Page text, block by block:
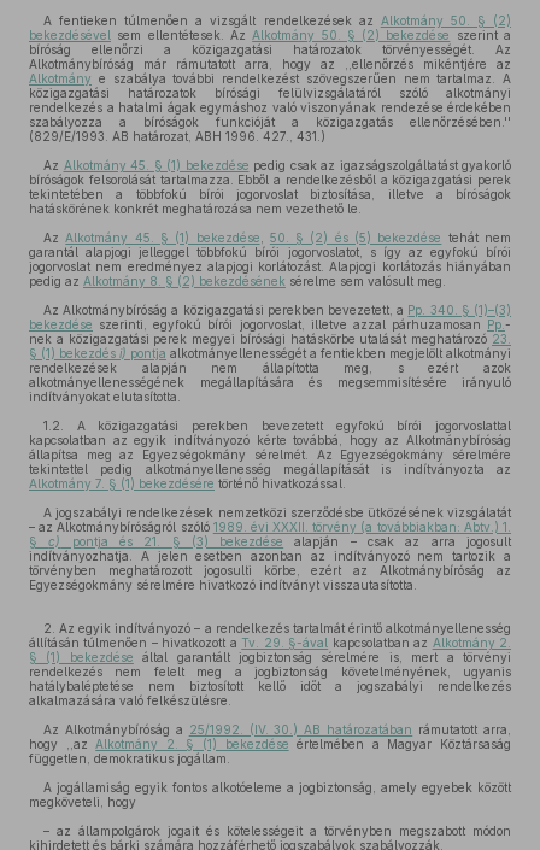
A fentieken túlmenően a vizsgált rendelkezések az
Alkotmány 50. § (2)
bekezdésével sem ellentétesek. Az Alkotmány 50. § (2) bekezdése
szerint a
bíróság ellenőrzi a közigazgatási határozatok törvényességét. Az
Alkotmánybíróság már rámutatott arra, hogy az ,,ellenőrzés mikéntjére az
Alkotmány e szabálya további rendelkezést szövegszerűen nem tartalmaz. A
közigazgatási határozatok bírósági felülvizsgálatáról szóló alkotmányi
rendelkezés a hatalmi ágak egymáshoz való viszonyának rendezése érdekében
szabályozza a bíróságok funkcióját a közigazgatás ellenőrzésében.''
(829/E/1993. AB határozat, ABH 1996. 427., 431.)
Az Alkotmány 45. § (1) bekezdése pedig csak az igazságszolgáltatást gyakorló
bíróságok felsorolását tartalmazza. Ebből a rendelkezésből a közigazgatási perek
tekintetében a többfokú bírói jogorvoslat biztosítása, illetve a bíróságok
hatáskörének konkrét meghatározása nem vezethető le.
Az Alkotmány 45. § (1) bekezdése 50. § (2) és (5) bekezdése tehát nem
garantál alapjogi jelleggel többfokú bírói jogorvoslatot, s így az egyfokú bírói
jogorvoslat nem eredményez alapjogi korlátozást. Alapjogi korlátozás hiányában
pedig az Alkotmány 8. § (2) bekezdésének sérelme sem valósult meg.
Az Alkotmánybíróság a közigazgatási perekben bevezetett, a Pp. 340. § (1)–(3)
bekezdése szerinti, egyfokú bírói jogorvoslat, illetve azzal párhuzamosan Pp. -
nek a közigazgatási perek megyei bírósági hatáskörbe utalását meghatározó 23.
§ (1) bekezdés i) pontja alkotmányellenességét a fentiekben megjelölt alkotmányi
rendelkezések alapján nem állapította meg, s ezért azok
alkotmányellenességének megállapítására és megsemmisítésére irányuló
indítványokat elutasította.
1.2. A közigazgatási perekben bevezetett egyfokú bírói jogorvoslattal
kapcsolatban az egyik indítványozó kérte továbbá, hogy az Alkotmánybíróság
állapítsa meg az Egyezségokmány sérelmét. Az Egyezségokmány sérelmére
tekintettel pedig alkotmányellenesség megállapítását is indítványozta az
Alkotmány 7. § (1) bekezdésére történő hivatkozással.
A jogszabályi rendelkezések nemzetközi szerződésbe ütközésének vizsgálatát
– az Alkotmánybíróságról szóló 1989. évi XXXII. törvény (a továbbiakban: Abtv.) 1.
§c) pontja és 21. § (3) bekezdése alapján – csak az arra jogosult
indítványozhatja. A jelen esetben azonban az indítványozó nem tartozik a
törvényben meghatározott jogosulti körbe, ezért az Alkotmánybíróság az
Egyezségokmány sérelmére hivatkozó indítványt visszautasította.
2. Az egyik indítványozó – a rendelkezés tartalmát érintő alkotmányellenesség
állításán túlmenően – hivatkozott a Tv. 29. §-ával kapcsolatban az Alkotmány 2.
§ (1) bekezdése által garantált jogbiztonság sérelmére is, mert a törvényi
rendelkezés nem felelt meg a jogbiztonság követelményének, ugyanis
hatálybaléptetése nem biztosított kellő időt a jogszabályi rendelkezés
alkalmazására való felkészülésre.
Az Alkotmánybíróság a 25/1992. (IV. 30.) AB határozatában rámutatott arra,
hogy ,,az Alkotmány 2. § (1) bekezdése értelmében a Magyar Köztársaság
független, demokratikus jogállam.
A jogállamiság egyik fontos alkotóeleme a jogbiztonság, amely egyebek között
megköveteli, hogy
– az állampolgárok jogait és kötelességeit a törvényben megszabott módon
kihirdetett és bárki számára hozzáférhető jogszabályok szabályozzák,